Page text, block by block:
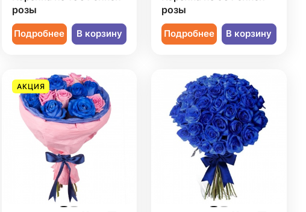
розы
Подробнее В корзину
розы
Подробнее В корзину
АКЦИЯ